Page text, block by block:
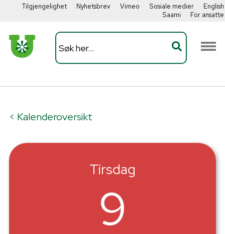
Tilgjengelighet Nyhetsbrev Vimeo Sosiale medier
English
Saami
For ansatte
< Kalenderoversikt
Tirsdag
9